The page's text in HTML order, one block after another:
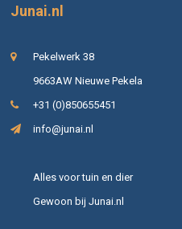
Junai.nl
Pekelwerk 38
9663AW Nieuwe Pekela
+31 (0)850655451
info@junai.nl
Alles voor tuin en dier
Gewoon bij Junai.nl